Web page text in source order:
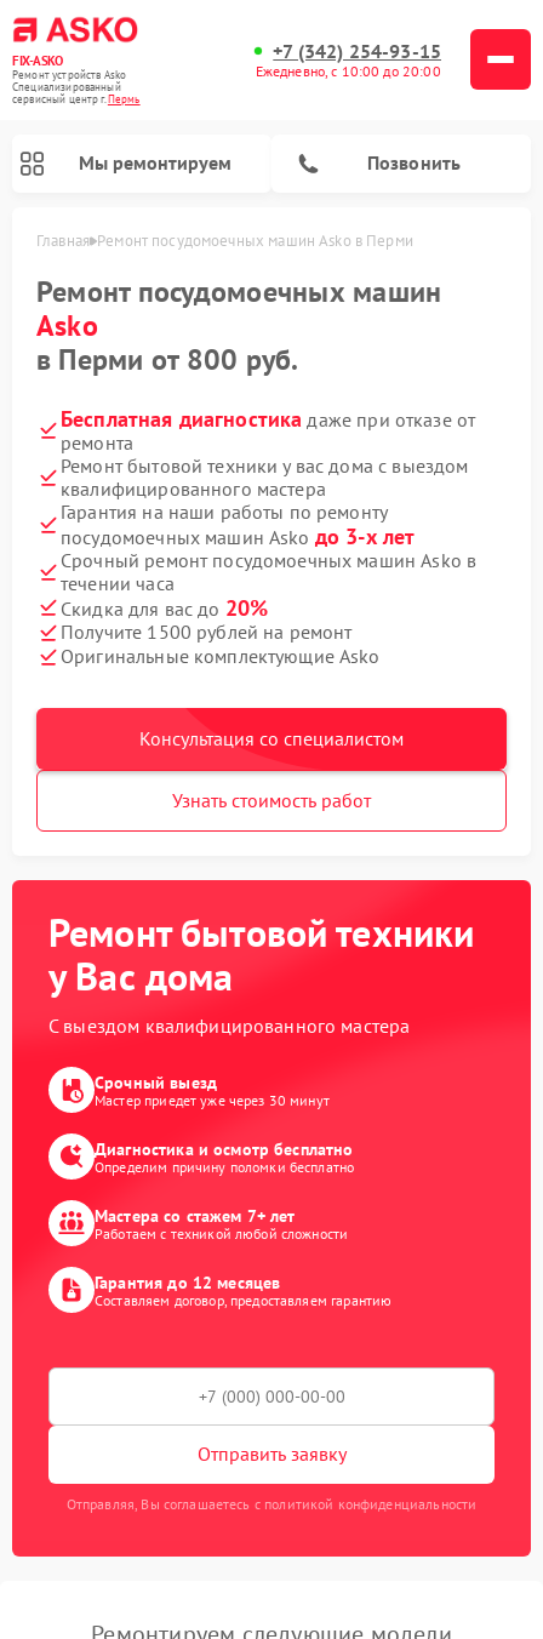
FIX-ASKO
Ремонт устройств Asko
Специализированный
cервисный центр г.Пермь
+7 (342) 254-93-15
Ежедневно, с 10:00 до 20:00
Мы ремонтируем Позвонить
Главная Ремонт посудомоечных машин Asko в Перми
Ремонт посудомоечных машин
Asko
в Перми от 800 руб.
Бесплатная диагностика даже при отказе от
ремонта
Ремонт бытовой техники у вас дома с выездом
квалифицированного мастера
Гарантия на наши работы по ремонту
посудомоечных машин Asko до 3-х лет
Срочный ремонт посудомоечных машин Asko в
течении часа
Скидка для вас до 20%
Получите 1500 рублей на ремонт
Оригинальные комплектующие Asko
Консультация со специалистом
Узнать стоимость работ
Ремонт бытовой техники
у Вас дома
С выездом квалифицированного мастера
Срочный выезд
Мастер приедет уже через 30 минут
Диагностика и осмотр бесплатно
Определим причину поломки бесплатно
Мастера со стажем 7+ лет
Работаем с техникой любой сложности
Гарантия до 12 месяцев
Составляем договор, предоставляем гарантию
Отправить заявку
Отправляя, Вы соглашаетесь с политикой конфиденциальности